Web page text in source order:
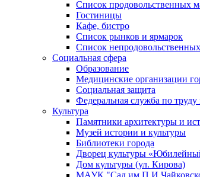
Список продовольственных
Гостиницы
Кафе, бистро
Cписок рынков и ярмарок
Список
Социальная сфера
Образование
Медицинские организации
Социальная защита
Федеральная служба по труду
Культура
Памятники архитектуры и
Музей истории и культуры
Библиотеки города
Дворец культуры
Дом культуры (ул. Кирова)
МАУК "Сад